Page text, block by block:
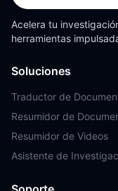
Acelera tu
herramientas
Soluciones
Traductor de
Resumidor de
Resumidor de Videos
Asistente de